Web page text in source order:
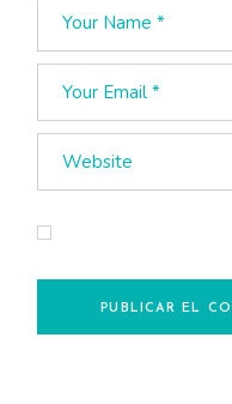
PUBLICAR EL